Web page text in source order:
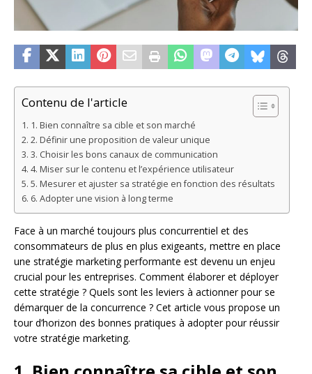
Contenu de l'article
1. Bien connaître sa cible et son marché
2. Définir une proposition de valeur unique
3. Choisir les bons canaux de communication
4. Miser sur le contenu et l’expérience utilisateur
5. Mesurer et ajuster sa stratégie en fonction des résultats
6. Adopter une vision à long terme
Face à un marché toujours plus concurrentiel et des
consommateurs de plus en plus exigeants, mettre en place
une stratégie marketing performante est devenu un enjeu
crucial pour les entreprises. Comment élaborer et déployer
cette stratégie ? Quels sont les leviers à actionner pour se
démarquer de la concurrence ? Cet article vous propose un
tour d’horizon des bonnes pratiques à adopter pour réussir
votre stratégie marketing.